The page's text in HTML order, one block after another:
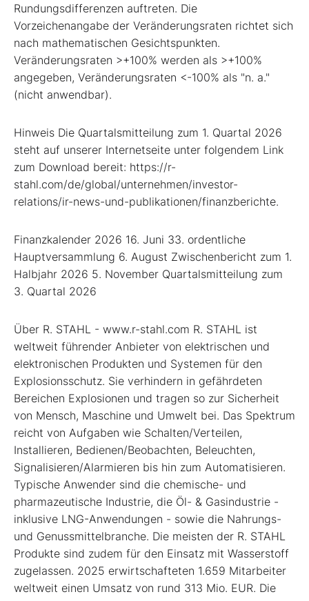
Rundungsdifferenzen auftreten. Die
Vorzeichenangabe der Veränderungsraten richtet sich
nach mathematischen Gesichtspunkten.
Veränderungsraten >+100% werden als >+100%
angegeben, Veränderungsraten <-100% als "n. a."
(nicht anwendbar).
Hinweis Die Quartalsmitteilung zum 1. Quartal 2026
steht auf unserer Internetseite unter folgendem Link
zum Download bereit: https://r-
stahl.com/de/global/unternehmen/investor-
relations/ir-news-und-publikationen/finanzberichte.
Finanzkalender 2026 16. Juni 33. ordentliche
Hauptversammlung 6. August Zwischenbericht zum 1.
Halbjahr 2026 5. November Quartalsmitteilung zum
3. Quartal 2026
Über R. STAHL - www.r-stahl.com R. STAHL ist
weltweit führender Anbieter von elektrischen und
elektronischen Produkten und Systemen für den
Explosionsschutz. Sie verhindern in gefährdeten
Bereichen Explosionen und tragen so zur Sicherheit
von Mensch, Maschine und Umwelt bei. Das Spektrum
reicht von Aufgaben wie Schalten/Verteilen,
Installieren, Bedienen/Beobachten, Beleuchten,
Signalisieren/Alarmieren bis hin zum Automatisieren.
Typische Anwender sind die chemische- und
pharmazeutische Industrie, die Öl- & Gasindustrie -
inklusive LNG-Anwendungen - sowie die Nahrungs-
und Genussmittelbranche. Die meisten der R. STAHL
Produkte sind zudem für den Einsatz mit Wasserstoff
zugelassen. 2025 erwirtschafteten 1.659 Mitarbeiter
weltweit einen Umsatz von rund 313 Mio. EUR. Die